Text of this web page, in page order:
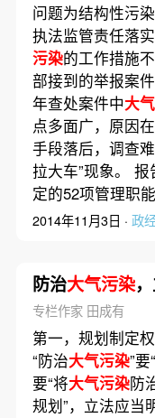
问题为结构性污
执法监管责任落
污染的工作措施
部接到的举报案件
年查处案件中大
点多面广，原因
手段落后，调查
拉大车”现象。 报
定的52项管理职
2014年11月3日 · 政
防治大气污染
专栏作家 田成有
第一，规划制定
“防治大气污染”
要“将大气污染防
规划”，立法应当